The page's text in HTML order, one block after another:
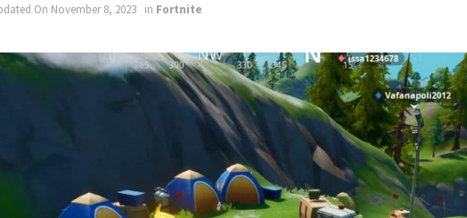
On November 8, 2023 in Fortnite